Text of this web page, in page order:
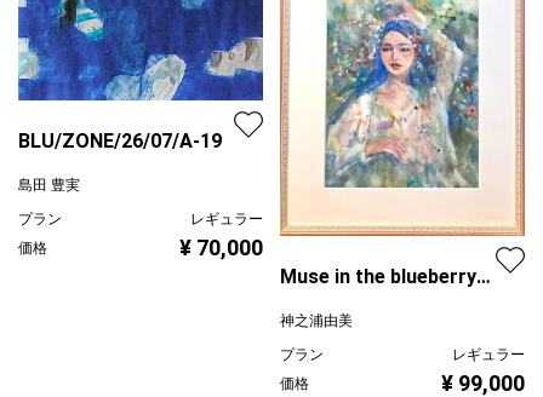
BLU/ZONE/26/07/A-19
島田 豊実
プラン
レギュラー
価格
¥ 70,000
Muse in the blueberry
神之浦由美
プラン
レギュラー
価格
¥ 99,000